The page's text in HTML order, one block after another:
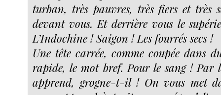
turban, très pauvres, très fiers et très
devant vous. Et derrière vous le
L’Indochine ! Saigon ! Les fourrés secs !
Une tête carrée, comme coupée dans
rapide, le mot bref. Pour le sang ! Par
apprend, grogne-t-il ! On vous met